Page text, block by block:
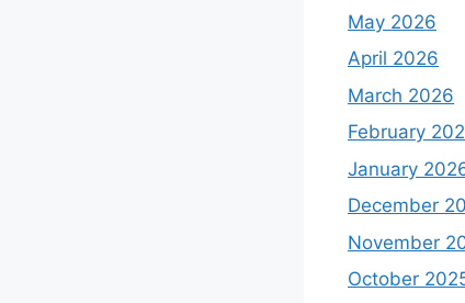
May 2026
April 2026
March 2026
February
January
December
November
October